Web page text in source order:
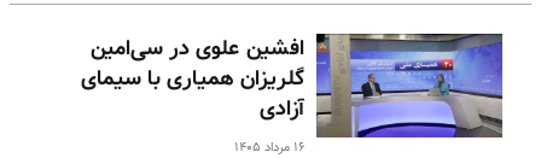
افشین علوی در سی‌امین
گلریزان همیاری با سیمای
آزادی
۱۶ مرداد ۱۴۰۵